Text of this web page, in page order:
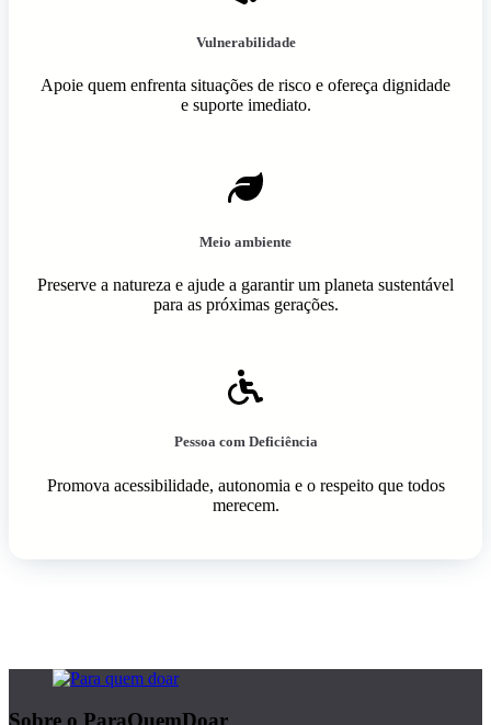
Vulnerabilidade
Apoie quem enfrenta situações de risco e ofereça dignidade
e suporte imediato.
Meio ambiente
Preserve a natureza e ajude a garantir um planeta sustentável
para as próximas gerações.
Pessoa com Deficiência
Promova acessibilidade, autonomia e o respeito que todos
merecem.
Sobre o ParaQuemDoar